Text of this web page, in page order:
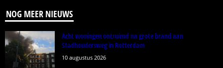
NOG MEER NIEUWS
Acht woningen ontruimd na grote brand aan
Stadhoudersweg in Rotterdam
10 augustus 2026